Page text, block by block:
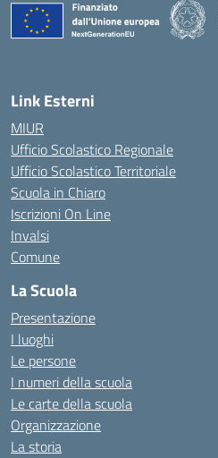
Link Esterni
MIUR
Ufficio Scolastico Regionale
Ufficio Scolastico Territoriale
Scuola in Chiaro
Iscrizioni On Line
Invalsi
Comune
La Scuola
Presentazione
I luoghi
Le persone
I numeri della scuola
Le carte della scuola
Organizzazione
La storia